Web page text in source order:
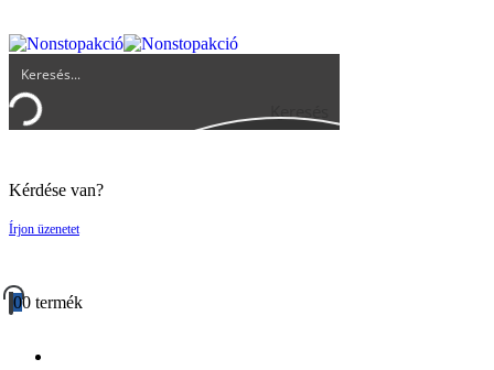
Keresés
Kérdése van?
Írjon üzenetet
00 termék